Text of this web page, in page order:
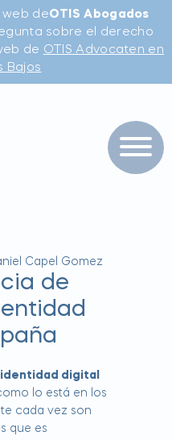
web deOTIS Abogados
sobre el derecho
de OTIS Advocaten en
Bajos
Capel Gomez
de
identidad digital
lo está en los
cada vez son
que es